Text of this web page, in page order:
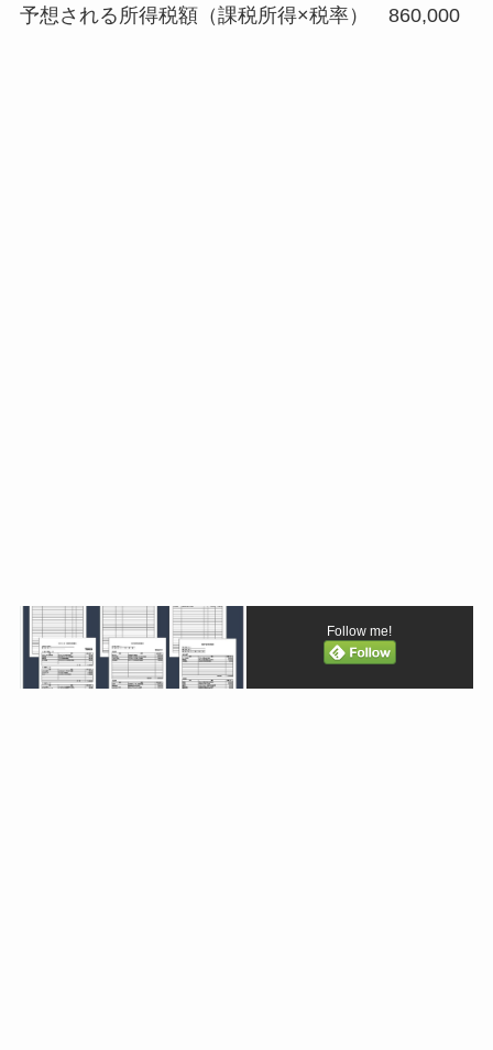
予想される所得税額（課税所得×税率） 860,000
Follow me!